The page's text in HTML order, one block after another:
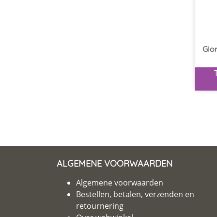
ALGEMENE VOORWAARDEN
Algemene voorwaarden
Bestellen, betalen, verzenden en
retournering